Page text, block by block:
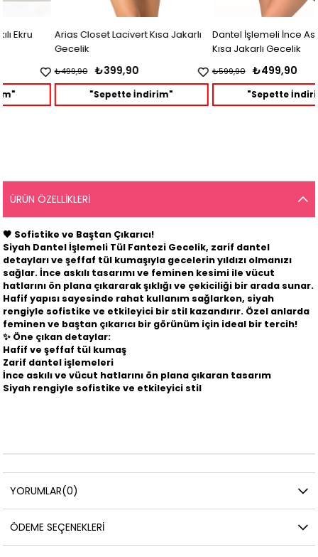
Arias Closet Lacivert Kısa Jakarlı
₺399,90
"Sepette İndirim"
Dantel İşlemeli İnce Askılı Vizon
Kısa Jakarlı Gecelik
₺499,90
"Sepette İndirim"
ÜRÜN ÖZELLIKLERI
🖤 Sofistike ve Baştan Çıkarıcı!
Siyah Dantel İşlemeli Tül Fantezi Gecelik, zarif dantel
detayları ve şeffaf tül kumaşıyla gecelerin yıldızı olmanızı
sağlar. İnce askılı tasarımı ve feminen kesimi ile vücut
hatlarını ön plana çıkararak şıklığı ve çekiciliği bir arada sunar.
Hafif yapısı sayesinde rahat kullanım sağlarken, siyah
rengiyle sofistike ve etkileyici bir stil kazandırır. Özel anlarda
feminen ve baştan çıkarıcı bir görünüm için ideal bir tercih!
✨ Öne çıkan detaylar:
Hafif ve şeffaf tül kumaş
Zarif dantel işlemeleri
İnce askılı ve vücut hatlarını ön plana çıkaran tasarım
Siyah rengiyle sofistike ve etkileyici stil
YORUMLAR(0)
ÖDEME SEÇENEKLERI